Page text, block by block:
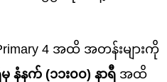
4 အထိ အတန်းများကို
နံနက် (၁၁း၀၀) နာရီ အထိ